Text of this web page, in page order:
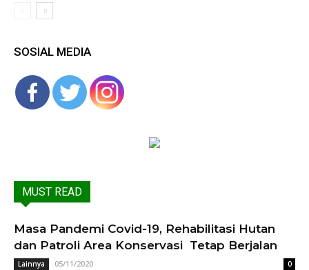
SOSIAL MEDIA
MUST READ
Masa Pandemi Covid-19, Rehabilitasi Hutan
dan Patroli Area Konservasi Tetap Berjalan
Lainnya 05/11/2020 0